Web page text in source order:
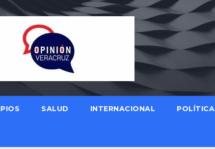
SALUD INTERNACIONAL POLÍTICA